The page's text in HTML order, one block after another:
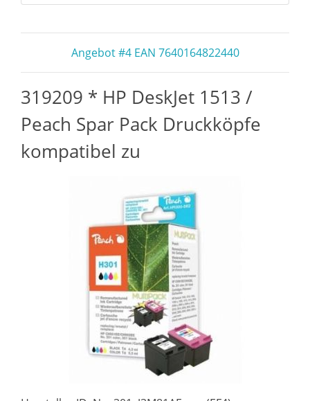
Angebot #4 EAN 7640164822440
319209 * HP DeskJet 1513 /
Peach Spar Pack Druckköpfe
kompatibel zu